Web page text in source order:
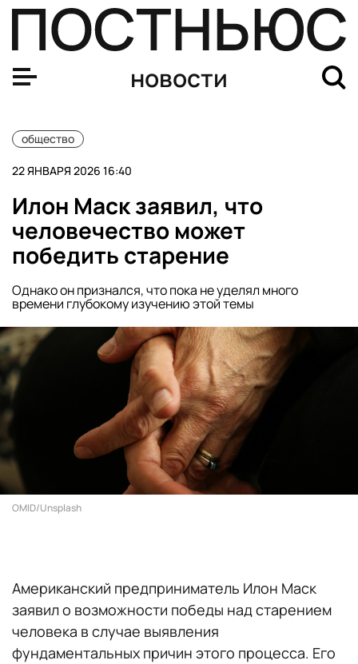
новости
общество
22 ЯНВАРЯ 2026 16:40
Илон Маск заявил, что
человечество может
победить старение
Однако он признался, что пока не уделял много
времени глубокому изучению этой темы
OMID/Unsplash
Американский предприниматель Илон Маск
заявил о возможности победы над старением
человека в случае выявления
фундаментальных причин этого процесса. Его
Юрист Порфирьев: за генерацию ИИ-порно будет